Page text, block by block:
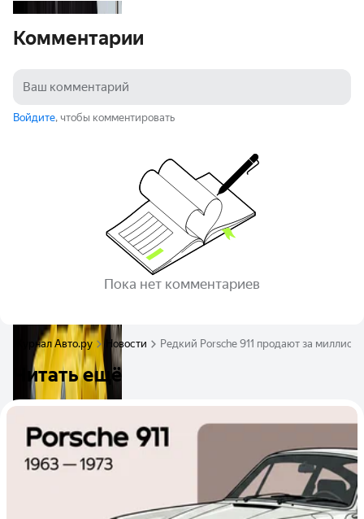
Комментарии
Войдите, чтобы комментировать
Пока нет комментариев
Журнал Авто.ру Новости Редкий Porsche 911 продают за миллион
Читать ещё